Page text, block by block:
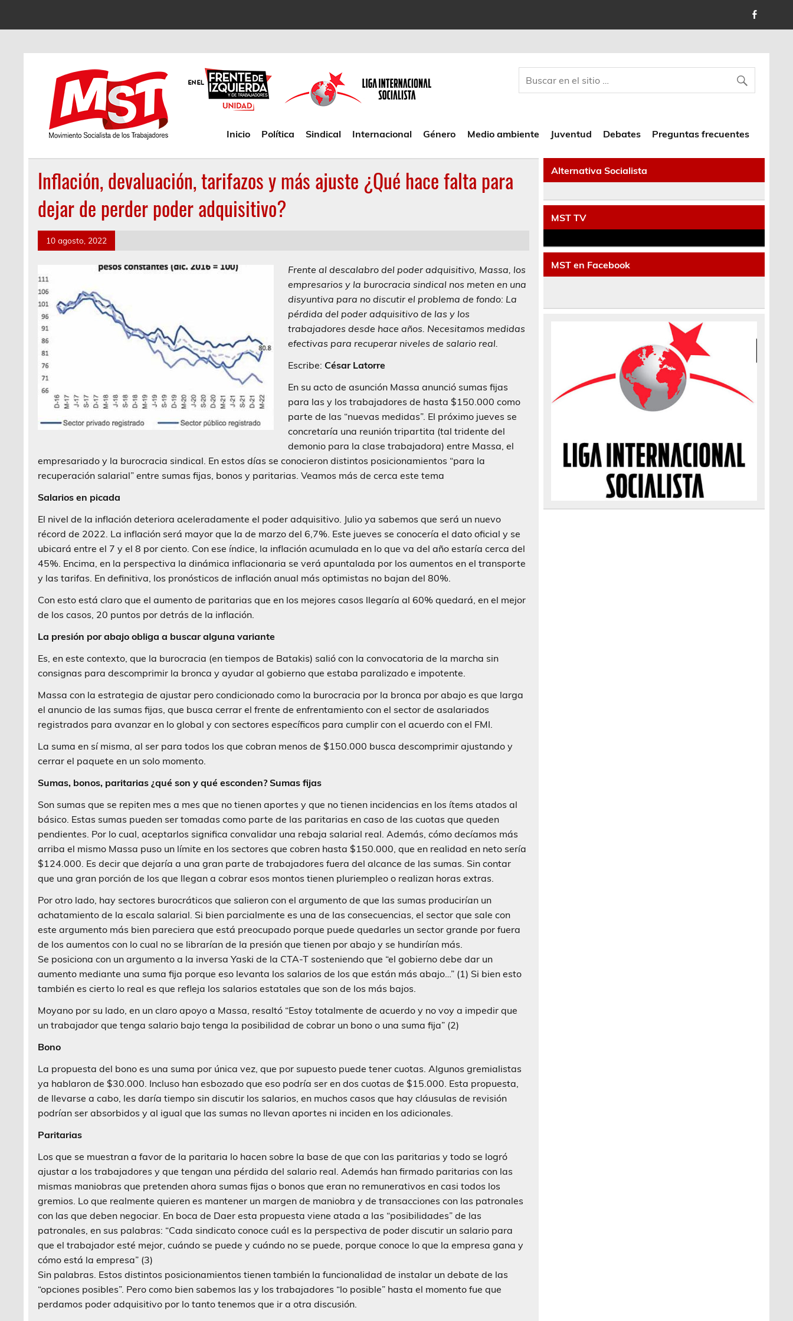
Inicio Política Sindical Internacional Género Medio ambiente Juventud Debates Preguntas frecuentes
Inflación, devaluación, tarifazos y más ajuste ¿Qué hace falta para
dejar de perder poder adquisitivo?
10 agosto, 2022
Frente al descalabro del poder adquisitivo, Massa, los
empresarios y la burocracia sindical nos meten en una
disyuntiva para no discutir el problema de fondo: La
pérdida del poder adquisitivo de las y los
trabajadores desde hace años. Necesitamos medidas
efectivas para recuperar niveles de salario real.
Escribe:César Latorre
En su acto de asunción Massa anunció sumas fijas
para las y los trabajadores de hasta $150.000 como
parte de las “nuevas medidas”. El próximo jueves se
concretaría una reunión tripartita (tal tridente del
demonio para la clase trabajadora) entre Massa, el
empresariado y la burocracia sindical. En estos días se conocieron distintos posicionamientos “para la
recuperación salarial” entre sumas fijas, bonos y paritarias. Veamos más de cerca este tema
Salarios en picada
El nivel de la inflación deteriora aceleradamente el poder adquisitivo. Julio ya sabemos que será un nuevo
récord de 2022. La inflación será mayor que la de marzo del 6,7%. Este jueves se conocería el dato oficial y se
ubicará entre el 7 y el 8 por ciento. Con ese índice, la inflación acumulada en lo que va del año estaría cerca del
45%. Encima, en la perspectiva la dinámica inflacionaria se verá apuntalada por los aumentos en el transporte
y las tarifas. En definitiva, los pronósticos de inflación anual más optimistas no bajan del 80%.
Con esto está claro que el aumento de paritarias que en los mejores casos llegaría al 60% quedará, en el mejor
de los casos, 20 puntos por detrás de la inflación.
La presión por abajo obliga a buscar alguna variante
Es, en este contexto, que la burocracia (en tiempos de Batakis) salió con la convocatoria de la marcha sin
consignas para descomprimir la bronca y ayudar al gobierno que estaba paralizado e impotente.
Massa con la estrategia de ajustar pero condicionado como la burocracia por la bronca por abajo es que larga
el anuncio de las sumas fijas, que busca cerrar el frente de enfrentamiento con el sector de asalariados
registrados para avanzar en lo global y con sectores específicos para cumplir con el acuerdo con el FMI.
La suma en sí misma, al ser para todos los que cobran menos de $150.000 busca descomprimir ajustando y
cerrar el paquete en un solo momento.
Sumas, bonos, paritarias ¿qué son y qué esconden? Sumas fijas
Son sumas que se repiten mes a mes que no tienen aportes y que no tienen incidencias en los ítems atados al
básico. Estas sumas pueden ser tomadas como parte de las paritarias en caso de las cuotas que queden
pendientes. Por lo cual, aceptarlos significa convalidar una rebaja salarial real. Además, cómo decíamos más
arriba el mismo Massa puso un límite en los sectores que cobren hasta $150.000, que en realidad en neto sería
$124.000. Es decir que dejaría a una gran parte de trabajadores fuera del alcance de las sumas. Sin contar
que una gran porción de los que llegan a cobrar esos montos tienen pluriempleo o realizan horas extras.
Por otro lado, hay sectores burocráticos que salieron con el argumento de que las sumas producirían un
achatamiento de la escala salarial. Si bien parcialmente es una de las consecuencias, el sector que sale con
este argumento más bien pareciera que está preocupado porque puede quedarles un sector grande por fuera
de los aumentos con lo cual no se librarían de la presión que tienen por abajo y se hundirían más.
Se posiciona con un argumento a la inversa Yaski de la CTA-T sosteniendo que “el gobierno debe dar un
aumento mediante una suma fija porque eso levanta los salarios de los que están más abajo…” (1) Si bien esto
también es cierto lo real es que refleja los salarios estatales que son de los más bajos.
Moyano por su lado, en un claro apoyo a Massa, resaltó “Estoy totalmente de acuerdo y no voy a impedir que
un trabajador que tenga salario bajo tenga la posibilidad de cobrar un bono o una suma fija” (2)
Bono
La propuesta del bono es una suma por única vez, que por supuesto puede tener cuotas. Algunos gremialistas
ya hablaron de $30.000. Incluso han esbozado que eso podría ser en dos cuotas de $15.000. Esta propuesta,
de llevarse a cabo, les daría tiempo sin discutir los salarios, en muchos casos que hay cláusulas de revisión
podrían ser absorbidos y al igual que las sumas no llevan aportes ni inciden en los adicionales.
Paritarias
Los que se muestran a favor de la paritaria lo hacen sobre la base de que con las paritarias y todo se logró
ajustar a los trabajadores y que tengan una pérdida del salario real. Además han firmado paritarias con las
mismas maniobras que pretenden ahora sumas fijas o bonos que eran no remunerativos en casi todos los
gremios. Lo que realmente quieren es mantener un margen de maniobra y de transacciones con las patronales
con las que deben negociar. En boca de Daer esta propuesta viene atada a las “posibilidades” de las
patronales, en sus palabras: “Cada sindicato conoce cuál es la perspectiva de poder discutir un salario para
que el trabajador esté mejor, cuándo se puede y cuándo no se puede, porque conoce lo que la empresa gana y
cómo está la empresa” (3)
Sin palabras. Estos distintos posicionamientos tienen también la funcionalidad de instalar un debate de las
“opciones posibles”. Pero como bien sabemos las y los trabajadores “lo posible” hasta el momento fue que
perdamos poder adquisitivo por lo tanto tenemos que ir a otra discusión.
Alternativa Socialista
MST TV
MST en Facebook